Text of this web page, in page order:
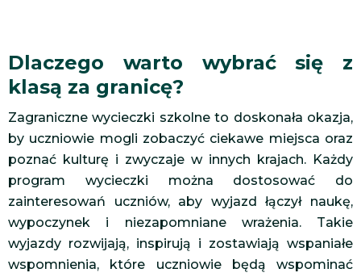
Dlaczego warto wybrać się z
klasą za granicę?
Zagraniczne wycieczki szkolne to doskonała okazja,
by uczniowie mogli zobaczyć ciekawe miejsca oraz
poznać kulturę i zwyczaje w innych krajach. Każdy
program wycieczki można dostosować do
zainteresowań uczniów, aby wyjazd łączył naukę,
wypoczynek i niezapomniane wrażenia. Takie
wyjazdy rozwijają, inspirują i zostawiają wspaniałe
wspomnienia, które uczniowie będą wspominać